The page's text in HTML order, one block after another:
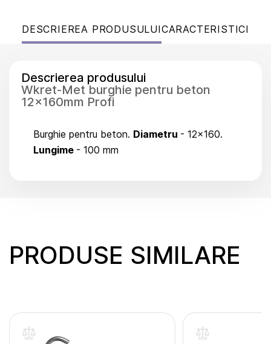
DESCRIEREA PRODUSULUICARACTERISTICI
Descrierea produsului
Wkret-Met burghie pentru beton
12x160mm Profi
Burghie pentru beton. Diametru - 12x160.
Lungime - 100 mm
PRODUSE SIMILARE